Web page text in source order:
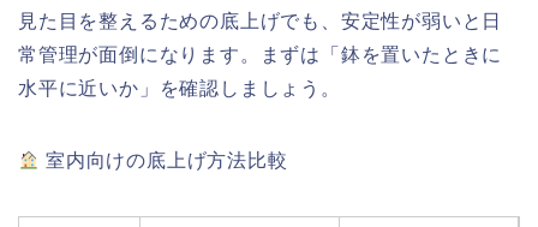
見た目を整えるための底上げでも、安定性が弱いと日
常管理が面倒になります。まずは「鉢を置いたときに
水平に近いか」を確認しましょう。
室内向けの底上げ方法比較